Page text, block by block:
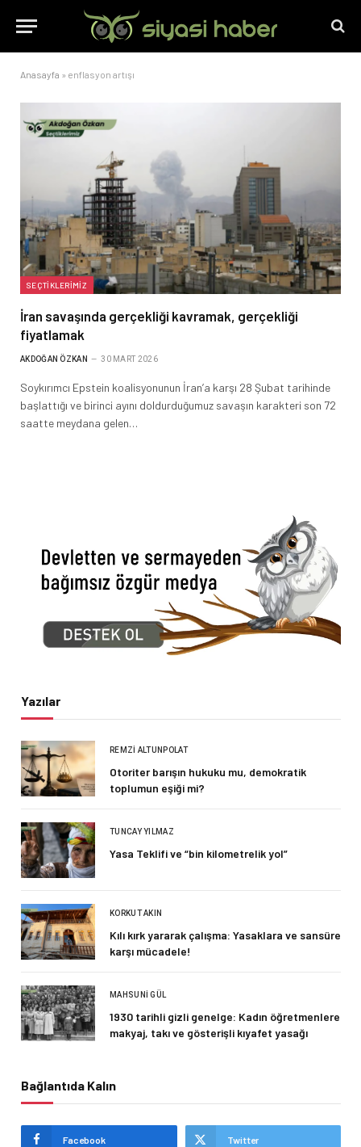
Anasayfa » enflasyon artışı
SEÇTIKLERIMIZ
İran savaşında gerçekliği kavramak, gerçekliği
fiyatlamak
AKDOĞAN ÖZKAN 30 MART 2026
Soykırımcı Epstein koalisyonunun İran’a karşı 28 Şubat tarihinde
başlattığı ve birinci ayını doldurduğumuz savaşın karakteri son 72
saatte meydana gelen…
Yazılar
REMZI ALTUNPOLAT
Otoriter barışın hukuku mu, demokratik
toplumun eşiği mi?
TUNCAY YILMAZ
Yasa Teklifi ve “bin kilometrelik yol”
KORKUT AKIN
Kılı kırk yararak çalışma: Yasaklara ve sansüre
karşı mücadele!
MAHSUNI GÜL
1930 tarihli gizli genelge: Kadın öğretmenlere
makyaj, takı ve gösterişli kıyafet yasağı
Bağlantıda Kalın
Facebook Twitter